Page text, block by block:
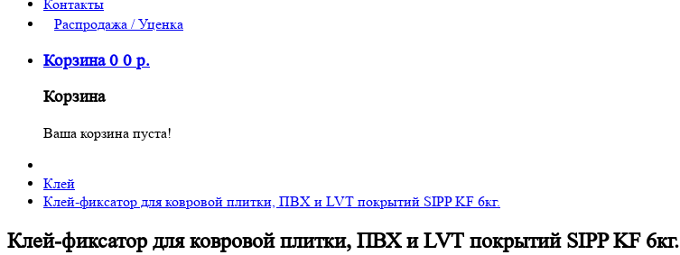
Контакты
Распродажа / Уценка
Корзина 0 0 р.
Корзина
Ваша корзина пуста!
Клей
Клей-фиксатор для ковровой плитки, ПВХ и LVT покрытий SIPP KF 6кг.
Клей-фиксатор для ковровой плитки, ПВХ и LVT покрытий SIPP KF 6кг.